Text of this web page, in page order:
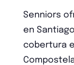
Senniors
en
cobertura